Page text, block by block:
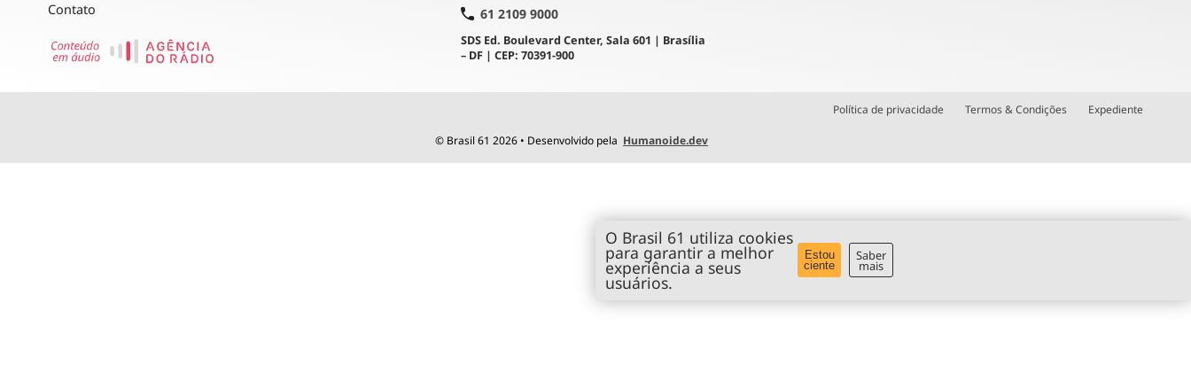
Contato
61 2109 9000
SDS Ed. Boulevard Center, Sala 601 | Brasília
– DF | CEP: 70391-900
Política de privacidade Termos & Condições Expediente
© Brasil 61 2026 • Desenvolvido pela Humanoide.dev
O Brasil 61 utiliza cookies
para garantir a melhor
experiência a seus
usuários.
Estou
ciente
Saber
mais